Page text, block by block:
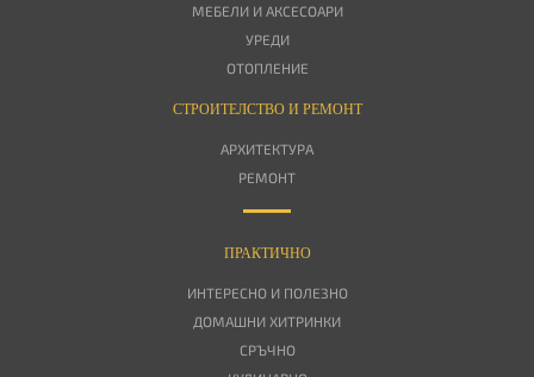
МЕБЕЛИ И АКСЕСОАРИ
УРЕДИ
ОТОПЛЕНИЕ
СТРОИТЕЛСТВО И РЕМОНТ
АРХИТЕКТУРА
РЕМОНТ
ПРАКТИЧНО
ИНТЕРЕСНО И ПОЛЕЗНО
ДОМАШНИ ХИТРИНКИ
СРЪЧНО